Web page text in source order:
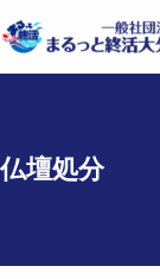
仏壇処分